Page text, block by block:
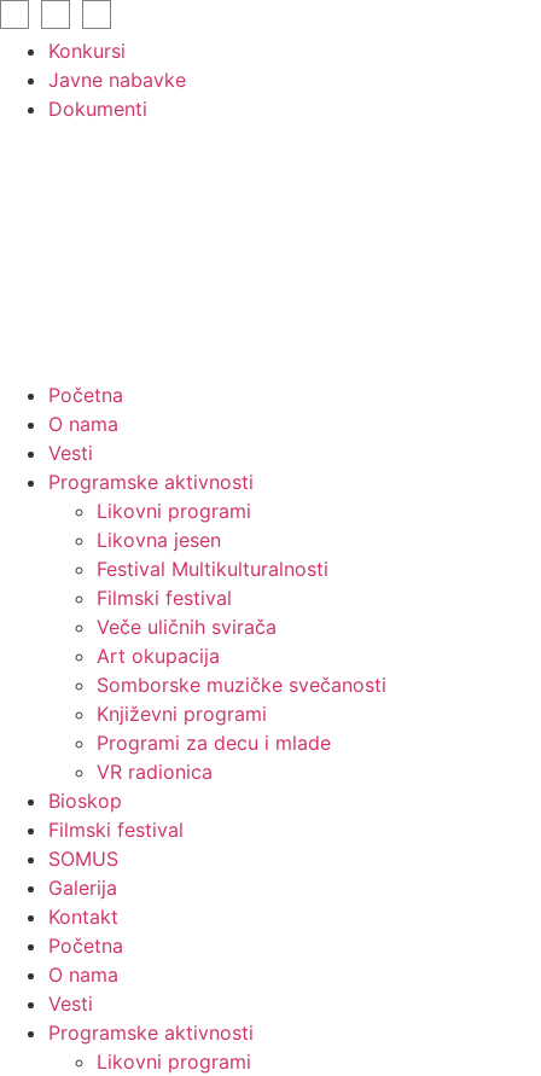
content
Konkursi
Javne nabavke
Dokumenti
Početna
O nama
Vesti
Programske aktivnosti
Likovni programi
Likovna jesen
Festival Multikulturalnosti
Filmski festival
Veče uličnih svirača
Art okupacija
Somborske muzičke svečanosti
Književni programi
Programi za decu i mlade
VR radionica
Bioskop
Filmski festival
SOMUS
Galerija
Kontakt
Početna
O nama
Vesti
Programske aktivnosti
Likovni programi